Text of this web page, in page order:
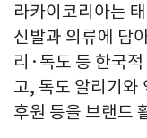
라카이코리아는
신발과 의류에 담
리·독도 등 한국
고, 독도 알리기와
후원 등을 브랜드